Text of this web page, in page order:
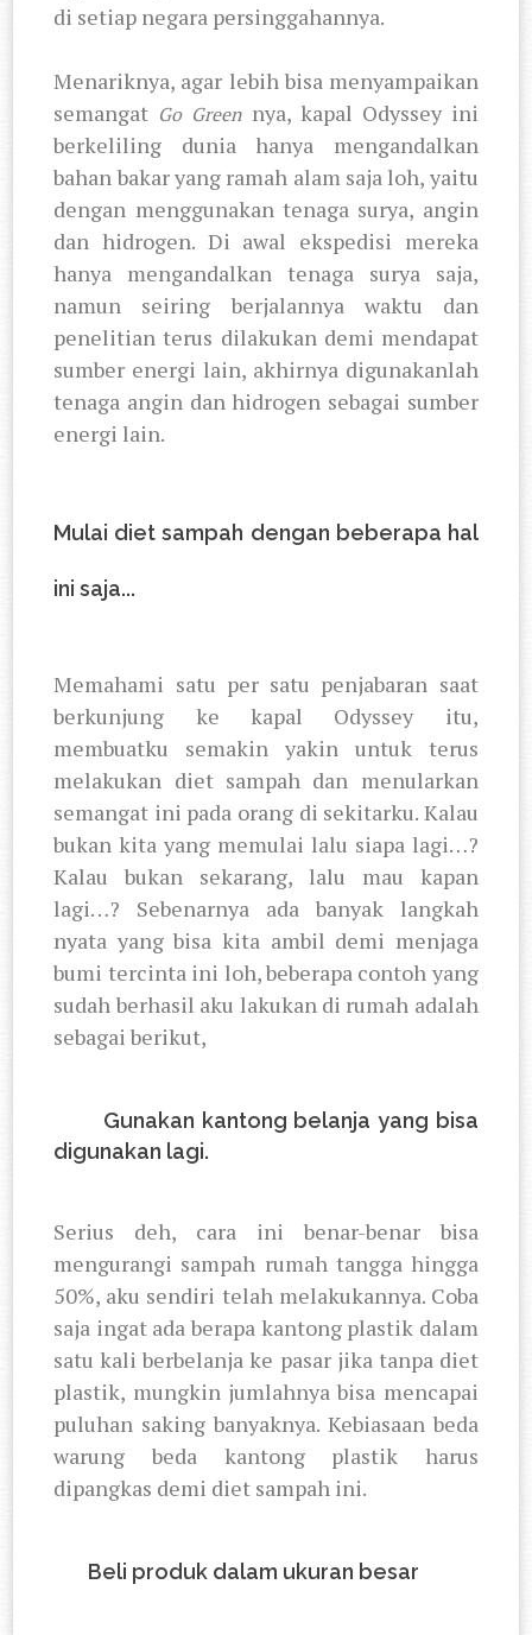
di setiap negara persinggahannya.
Menariknya, agar lebih bisa menyampaikan
semangat Go Greennya, kapal Odyssey ini
berkeliling dunia hanya mengandalkan
bahan bakar yang ramah alam saja loh, yaitu
dengan menggunakan tenaga surya, angin
dan hidrogen. Di awal ekspedisi mereka
hanya mengandalkan tenaga surya saja,
namun seiring berjalannya waktu dan
penelitian terus dilakukan demi mendapat
sumber energi lain, akhirnya digunakanlah
tenaga angin dan hidrogen sebagai sumber
energi lain.
Mulai diet sampah dengan beberapa hal
ini saja...
Memahami satu per satu penjabaran saat
berkunjung ke kapal Odyssey itu,
membuatku semakin yakin untuk terus
melakukan diet sampah dan menularkan
semangat ini pada orang di sekitarku. Kalau
bukan kita yang memulai lalu siapa lagi…?
Kalau bukan sekarang, lalu mau kapan
lagi…? Sebenarnya ada banyak langkah
nyata yang bisa kita ambil demi menjaga
bumi tercinta ini loh, beberapa contoh yang
sudah berhasil aku lakukan di rumah adalah
sebagai berikut,
Gunakan kantong belanja yang bisa
digunakan lagi.
Serius deh, cara ini benar-benar bisa
mengurangi sampah rumah tangga hingga
50%, aku sendiri telah melakukannya. Coba
saja ingat ada berapa kantong plastik dalam
satu kali berbelanja ke pasar jika tanpa diet
plastik, mungkin jumlahnya bisa mencapai
puluhan saking banyaknya. Kebiasaan beda
warung beda kantong plastik harus
dipangkas demi diet sampah ini.
Beli produk dalam ukuran besar